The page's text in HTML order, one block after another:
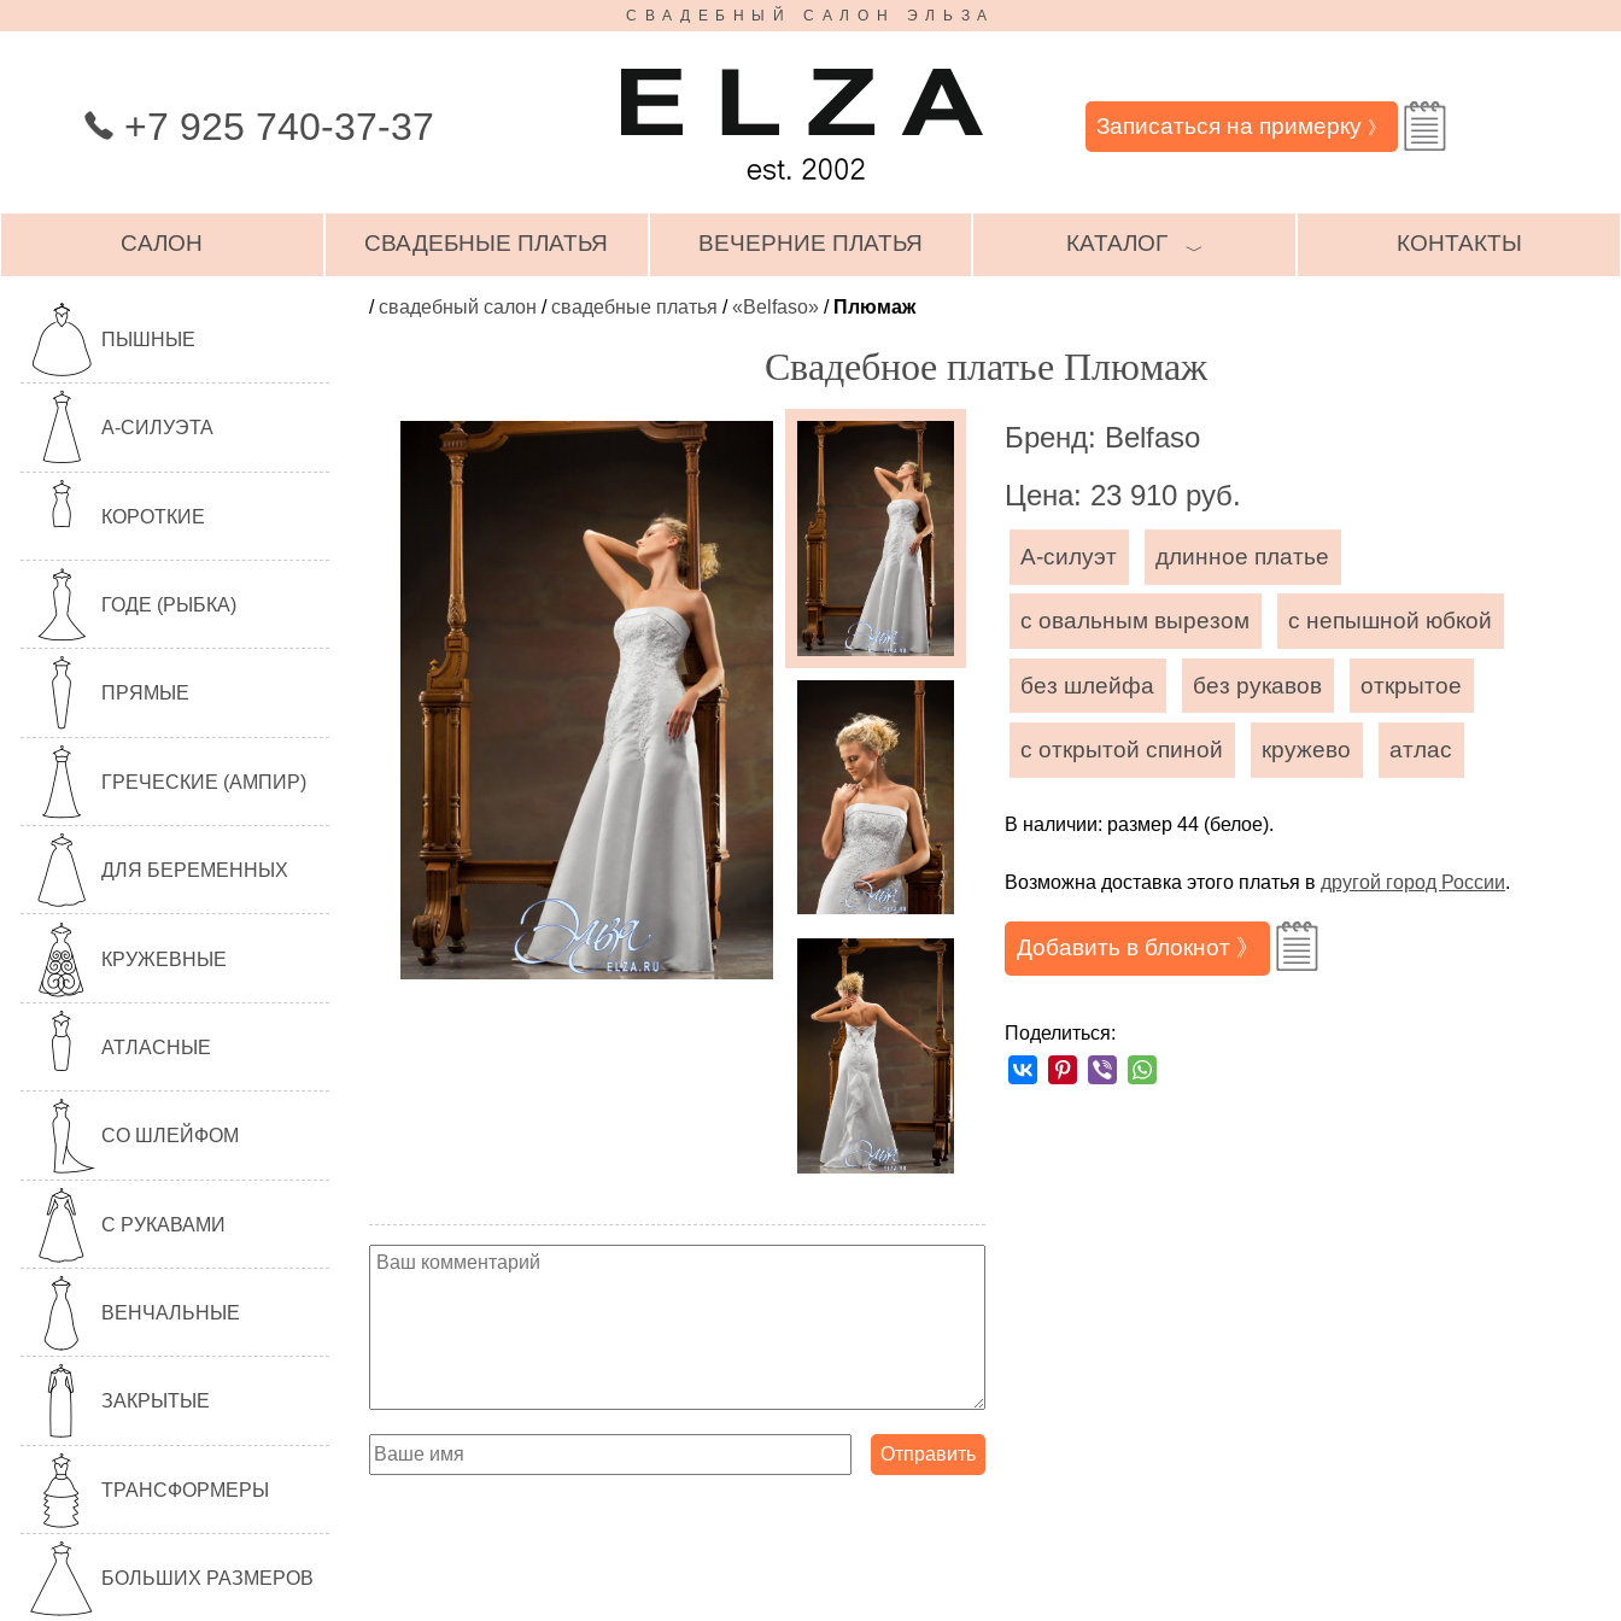
СВАДЕБНЫЙ САЛОН ЭЛЬЗА
+7 925 740-37-37 Записаться на примерку 》
САЛОН СВАДЕБНЫЕ ПЛАТЬЯ ВЕЧЕРНИЕ ПЛАТЬЯ КАТАЛОГ ﹀ КОНТАКТЫ
ПЫШНЫЕ
А-СИЛУЭТА
КОРОТКИЕ
ГОДЕ (РЫБКА)
ПРЯМЫЕ
ГРЕЧЕСКИЕ (АМПИР)
ДЛЯ БЕРЕМЕННЫХ
КРУЖЕВНЫЕ
АТЛАСНЫЕ
СО ШЛЕЙФОМ
С РУКАВАМИ
ВЕНЧАЛЬНЫЕ
ЗАКРЫТЫЕ
ТРАНСФОРМЕРЫ
БОЛЬШИХ РАЗМЕРОВ
/свадебный салон /свадебные платья /«Belfaso» / Плюмаж
Свадебное платье Плюмаж
Бренд: Belfaso
Цена: 23 910 руб.
А-силуэт длинное платье
с овальным вырезом с непышной юбкой
без шлейфа без рукавов открытое
с открытой спиной кружево атлас
В наличии: размер 44 (белое).
Возможна доставка этого платья в другой город России.
Добавить в блокнот 》
Поделиться: